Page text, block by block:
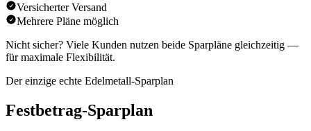
Versicherter Versand
Mehrere Pläne möglich
Nicht sicher? Viele Kunden nutzen beide Sparpläne gleichzeitig —
für maximale Flexibilität.
Der einzige echte Edelmetall-Sparplan
Festbetrag-Sparplan